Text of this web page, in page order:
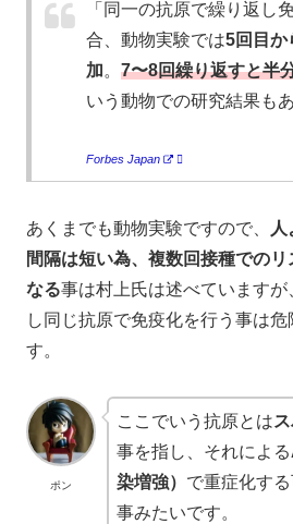
「同一の抗原で繰り返し
合、動物実験では5回目か
加。 7〜8回繰り返すと半
いう動物での研究結果もあ
Forbes Japan
あくまでも動物実験ですので、
間隔は短い為、複数回接種でのリ
なる事は村上氏は述べています
し同じ抗原で免疫化を行う事は危
す。
ポン
ここでいう抗原とは
事を指し、それによる
染増強） で重症化す
事みたいです。